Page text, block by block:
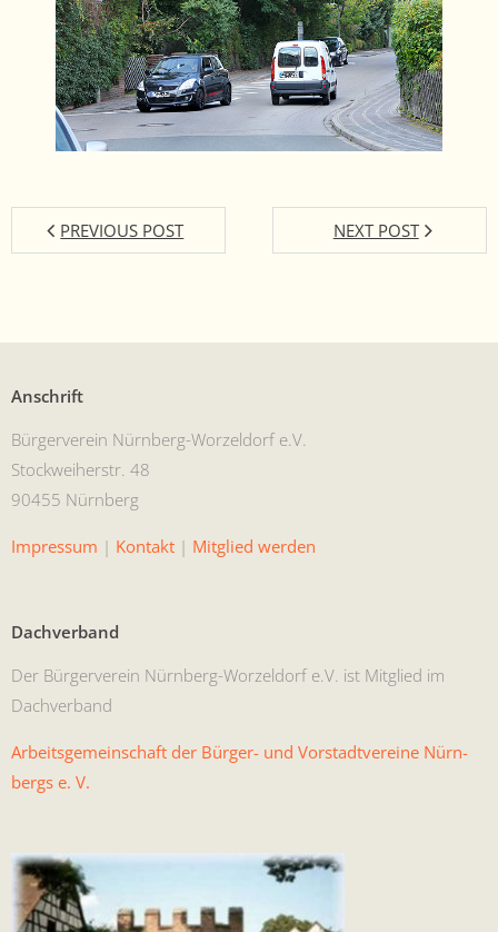
PREVIOUS POST NEXT POST
Anschrift
Bürg­ervere­in Nürn­berg-Worzel­dorf e.V.
Stock­wei­her­str. 48
90455 Nürnberg
Impres­sum | Kon­takt | Mit­glied werden
Dachverband
Der Bürg­ervere­in Nürn­berg-Worzel­dorf e.V. ist Mit­glied im
Dachverband
Arbeits­ge­mein­schaft der Bürg­er- und Vorstadtvere­ine Nürn­
bergs e. V.